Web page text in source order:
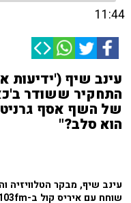
11:44
של השף אסף
הוא סלב?"